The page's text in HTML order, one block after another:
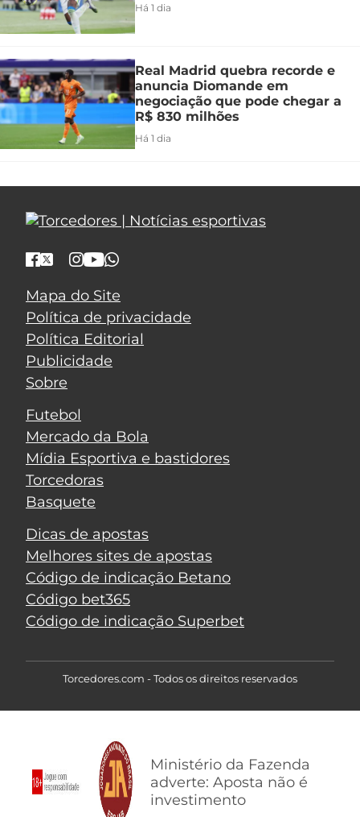
Há 1 dia
Real Madrid quebra recorde e
anuncia Diomande em
negociação que pode chegar a
R$ 830 milhões
Há 1 dia
Mapa do Site
Política de privacidade
Política Editorial
Publicidade
Sobre
Futebol
Mercado da Bola
Mídia Esportiva e bastidores
Torcedoras
Basquete
Dicas de apostas
Melhores sites de apostas
Código de indicação Betano
Código bet365
Código de indicação Superbet
Torcedores.com - Todos os direitos reservados
Ministério da Fazenda
adverte: Aposta não é
investimento